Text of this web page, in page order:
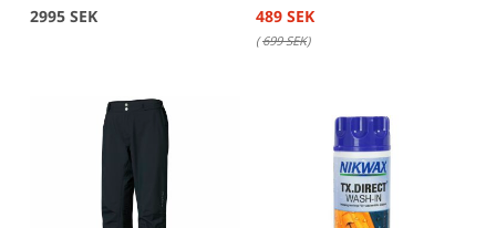
2995 SEK 489 SEK
(699 SEK)